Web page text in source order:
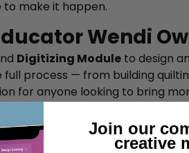
make it happen.
Wendi
Digitizing Module to design
full process — from building
for anyone looking to bring
Join our
creative